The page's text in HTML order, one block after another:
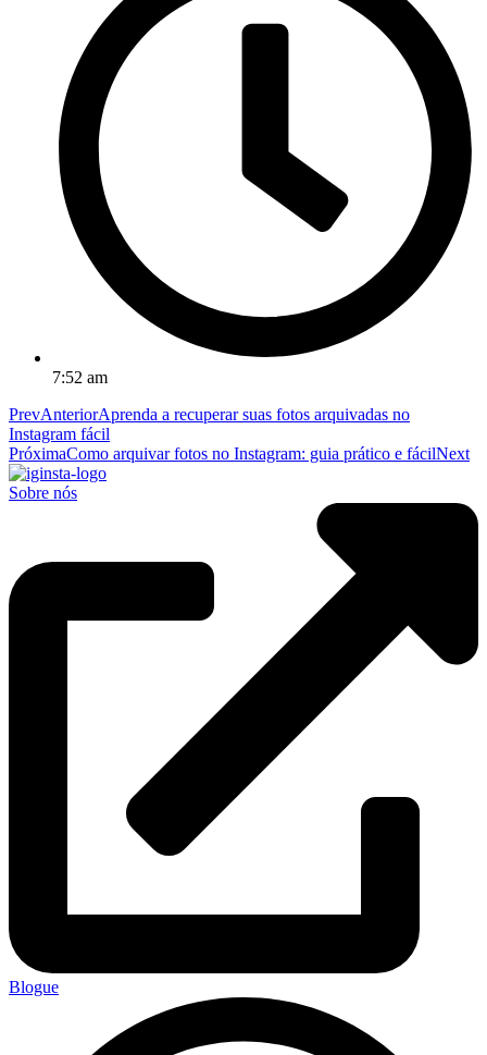
7:52 am
PrevAnteriorAprenda a recuperar suas fotos arquivadas no
Instagram fácil
PróximaComo arquivar fotos no Instagram: guia prático e fácilNext
Sobre nós
Blogue